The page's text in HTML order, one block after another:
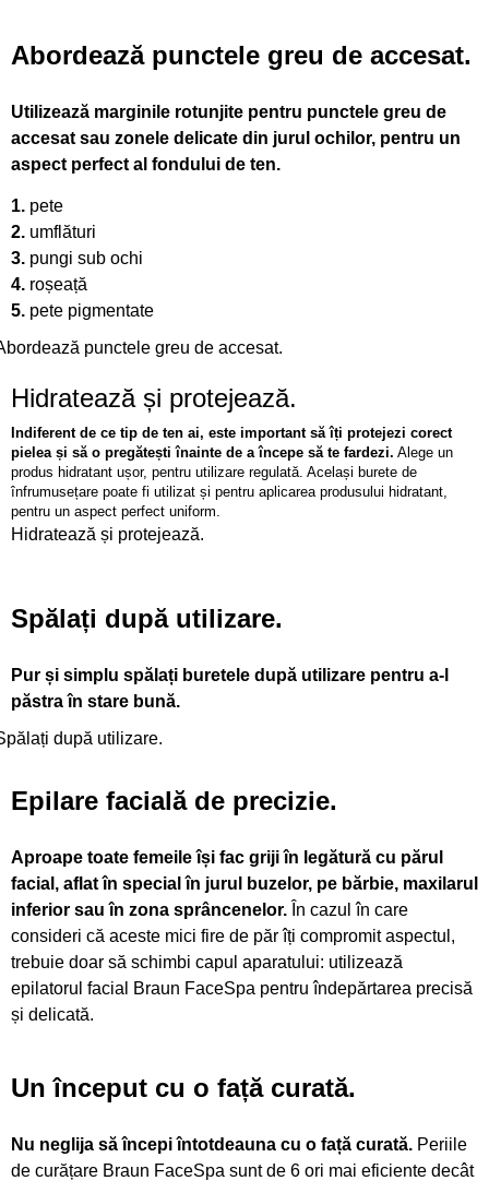
Abordeazăpunctele greu de accesat.
Utilizează marginile rotunjite pentru punctele greu de
accesat sau zonele delicate din jurul ochilor, pentru un
aspect perfect al fondului de ten.
1. pete
2. umflături
3. pungi sub ochi
4. roșeață
5. pete pigmentate
punctele greu de accesat.
Hidratează și protejează.
Indiferent de ce tip de ten ai, este important să îți protejezi corect
pielea și să o pregătești înainte de a începe să te fardezi. Alege un
produs hidratant ușor, pentru utilizare regulată. Același burete de
înfrumusețare poate fi utilizat și pentru aplicarea produsului hidratant,
pentru un aspect perfect uniform.
Hidratează și protejează.
Spălați după utilizare.
Pur și simplu spălați buretele după utilizare pentru a-l
păstra în stare bună.
după utilizare.
Epilare facială de precizie.
Aproape toate femeile își fac griji în legătură cu părul
facial, aflat în special în jurul buzelor, pe bărbie, maxilarul
inferior sau în zona sprâncenelor. În cazul în care
consideri că aceste mici fire de păr îți compromit aspectul,
trebuie doar să schimbi capul aparatului: utilizează
epilatorul facial Braun FaceSpa pentru îndepărtarea precisă
și delicată.
Un început cu o față curată.
Nu neglija să începi întotdeauna cu o față curată. Periile
de curățare Braun FaceSpa sunt de 6 ori mai eficiente decât